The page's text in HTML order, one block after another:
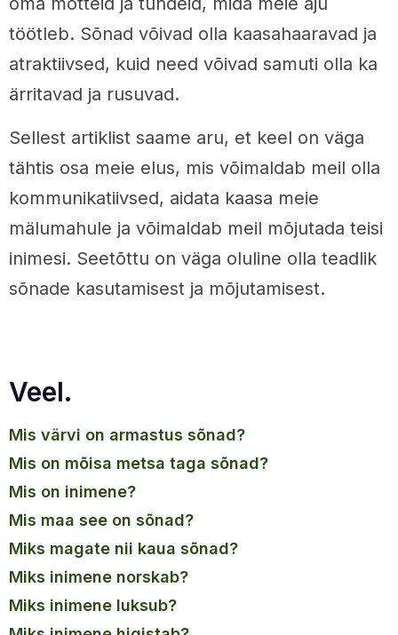
töötleb. Sõnad võivad olla kaasahaaravad ja
atraktiivsed, kuid need võivad samuti olla ka
ärritavad ja rusuvad.
Sellest artiklist saame aru, et keel on väga
tähtis osa meie elus, mis võimaldab meil olla
kommunikatiivsed, aidata kaasa meie
mälumahule ja võimaldab meil mõjutada teisi
inimesi. Seetõttu on väga oluline olla teadlik
sõnade kasutamisest ja mõjutamisest.
Veel.
mis värvi on armastus sõnad?
mis on mõisa metsa taga sõnad?
mis on inimene?
mis maa see on sõnad?
miks magate nii kaua sõnad?
miks inimene norskab?
miks inimene luksub?